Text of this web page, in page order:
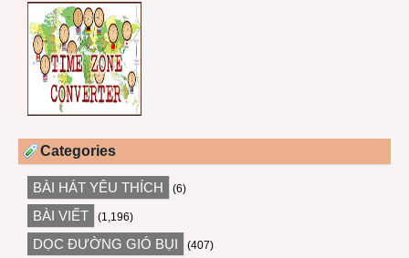
Categories
BÀI HÁT YÊU THÍCH (6)
BÀI VIẾT (1,196)
DỌC ĐƯỜNG GIÓ BỤI (407)